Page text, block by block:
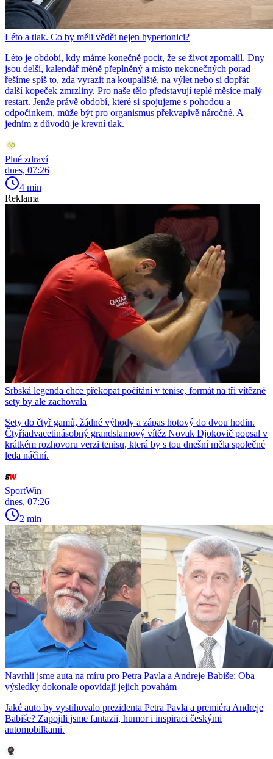
Léto a tlak. Co by měli vědět nejen hypertonici?
Léto je období, kdy máme konečně pocit, že se život zpomalil. Dny
jsou delší, kalendář méně přeplněný a místo nekonečných porad
řešíme spíš to, zda vyrazit na koupaliště, na výlet nebo si dopřát
další kopeček zmrzliny. Pro naše tělo představují teplé měsíce malý
restart. Jenže právě období, které si spojujeme s pohodou a
odpočinkem, může být pro organismus překvapivě náročné. A
jedním z důvodů je krevní tlak.
Plné zdraví
dnes, 07:26
4 min
Reklama
Srbská legenda chce překopat počítání v tenise, formát na tři vítězné
sety by ale zachovala
Sety do čtyř gamů, žádné výhody a zápas hotový do dvou hodin.
Čtyřiadvacetinásobný grandslamový vítěz Novak Djokovič popsal v
krátkém rozhovoru verzi tenisu, která by s tou dnešní měla společné
leda náčiní.
SportWin
dnes, 07:26
2 min
Navrhli jsme auta na míru pro Petra Pavla a Andreje Babiše: Oba
výsledky dokonale opovídají jejich povahám
Jaké auto by vystihovalo prezidenta Petra Pavla a premiéra Andreje
Babiše? Zapojili jsme fantazii, humor i inspiraci českými
automobilkami.